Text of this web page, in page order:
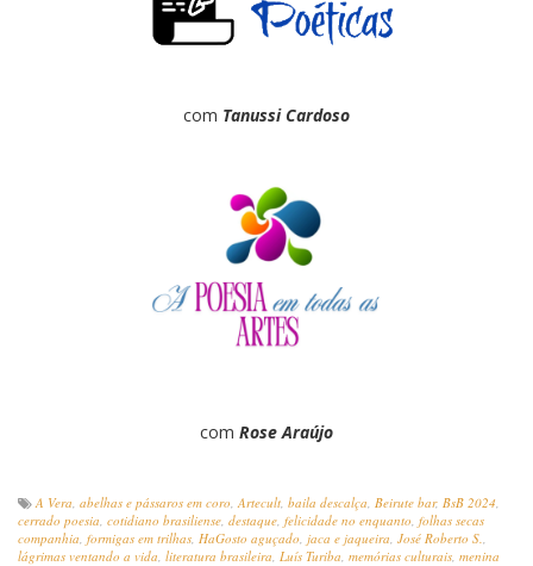
com Tanussi Cardoso
com Rose Araújo
A Vera, abelhas e pássaros em coro,Artecult, baila descalça, Beirute bar, BsB 2024,
cerrado poesia, cotidiano brasiliense, destaque, felicidade no enquanto, folhas secas
companhia, formigas em trilhas, HaGosto aguçado, jaca e jaqueira, José Roberto S.,
lágrimas ventando a vida, literatura brasileira, Luís Turiba, memórias culturais, menina